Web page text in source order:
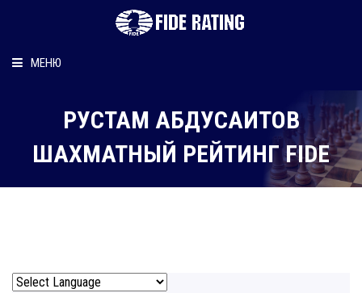
МЕНЮ
Рейтинг шахматиста
Персональный информер
РУСТАМ АБДУСАИТОВ
ШАХМАТНЫЙ РЕЙТИНГ FIDE